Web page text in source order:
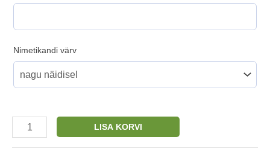
Nimetikandi värv
Nimeline
sussikott/
LISA KORVI